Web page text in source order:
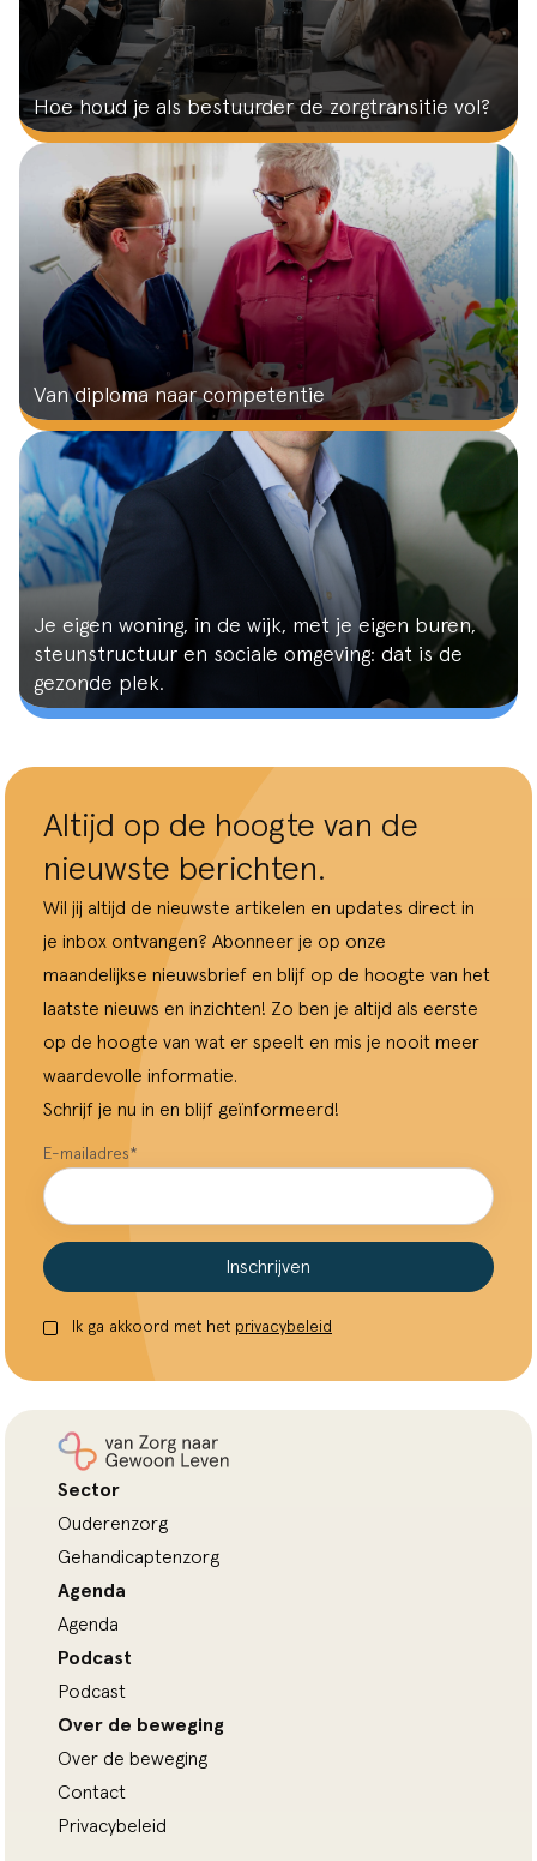
Hoe houd je als bestuurder de zorgtransitie vol?
Van diploma naar competentie
Je eigen woning, in de wijk, met je eigen buren,
steunstructuur en sociale omgeving: dat is de
gezonde plek.
Altijd op de hoogte van de
nieuwste berichten.
Wil jij altijd de nieuwste artikelen en updates direct in
je inbox ontvangen? Abonneer je op onze
maandelijkse nieuwsbrief en blijf op de hoogte van het
laatste nieuws en inzichten! Zo ben je altijd als eerste
op de hoogte van wat er speelt en mis je nooit meer
waardevolle informatie.
Schrijf je nu in en blijf geïnformeerd!
E-mailadres*
Ik ga akkoord met het privacybeleid
Inschrijven
Sector
Ouderenzorg
Gehandicaptenzorg
Agenda
Agenda
Podcast
Podcast
Over de beweging
Over de beweging
Contact
Privacybeleid